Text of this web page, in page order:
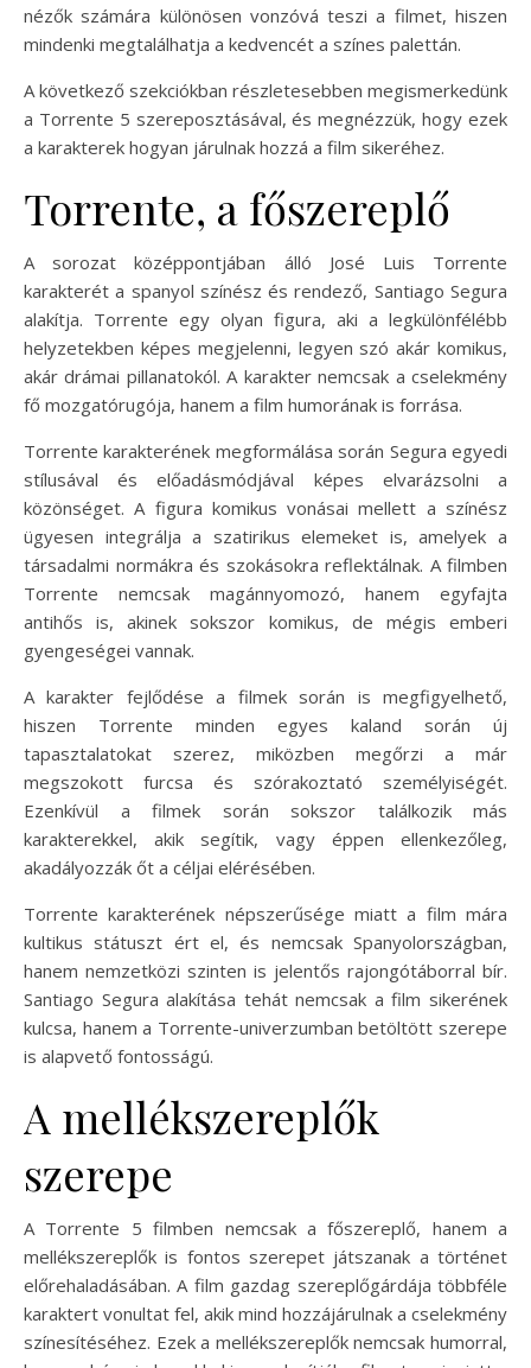
nézők számára különösen vonzóvá teszi a filmet, hiszen
mindenki megtalálhatja a kedvencét a színes palettán.
A következő szekciókban részletesebben megismerkedünk
a Torrente 5 szereposztásával, és megnézzük, hogy ezek
a karakterek hogyan járulnak hozzá a film sikeréhez.
Torrente, a főszereplő
A sorozat középpontjában álló José Luis Torrente
karakterét a spanyol színész és rendező, Santiago Segura
alakítja. Torrente egy olyan figura, aki a legkülönfélébb
helyzetekben képes megjelenni, legyen szó akár komikus,
akár drámai pillanatokól. A karakter nemcsak a cselekmény
fő mozgatórugója, hanem a film humorának is forrása.
Torrente karakterének megformálása során Segura egyedi
stílusával és előadásmódjával képes elvarázsolni a
közönséget. A figura komikus vonásai mellett a színész
ügyesen integrálja a szatirikus elemeket is, amelyek a
társadalmi normákra és szokásokra reflektálnak. A filmben
Torrente nemcsak magánnyomozó, hanem egyfajta
antihős is, akinek sokszor komikus, de mégis emberi
gyengeségei vannak.
A karakter fejlődése a filmek során is megfigyelhető,
hiszen Torrente minden egyes kaland során új
tapasztalatokat szerez, miközben megőrzi a már
megszokott furcsa és szórakoztató személyiségét.
Ezenkívül a filmek során sokszor találkozik más
karakterekkel, akik segítik, vagy éppen ellenkezőleg,
akadályozzák őt a céljai elérésében.
Torrente karakterének népszerűsége miatt a film mára
kultikus státuszt ért el, és nemcsak Spanyolországban,
hanem nemzetközi szinten is jelentős rajongótáborral bír.
Santiago Segura alakítása tehát nemcsak a film sikerének
kulcsa, hanem a Torrente-univerzumban betöltött szerepe
is alapvető fontosságú.
A mellékszereplők
szerepe
A Torrente 5 filmben nemcsak a főszereplő, hanem a
mellékszereplők is fontos szerepet játszanak a történet
előrehaladásában. A film gazdag szereplőgárdája többféle
karaktert vonultat fel, akik mind hozzájárulnak a cselekmény
színesítéséhez. Ezek a mellékszereplők nemcsak humorral,